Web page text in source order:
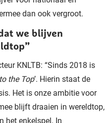
dan ook vergroot.
we blijven
KNLTB: “Sinds 2018 is
the Top’. Hierin staat de
Het is onze ambitie voor
blijft draaien in wereldtop,
het enkelspel. In